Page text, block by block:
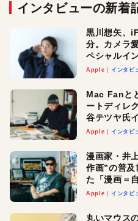
インタビューの新着
黒川想矢、
分。カメラ
ペシャルイ
Apple インタビ
Mac Fanと
ートディレ
谷テツヤ氏
真髄と今後
Apple インタビ
漫画家・井
作画”の普
た「漫画＝
『惨家』に
Apple インタビ
丸いマウス